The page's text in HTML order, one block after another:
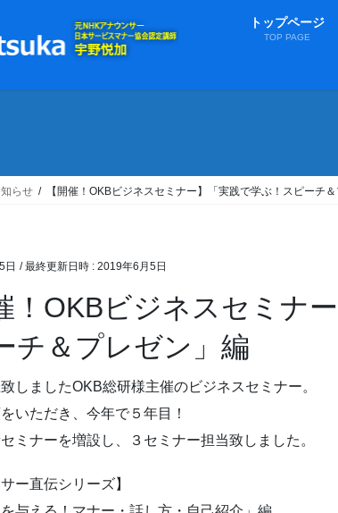
トップページ
TOP PAGE
らせ 【開催！OKBビジネスセミナー】「実践で学ぶ！スピーチ
日 / 最終更新日時 : 2019年6月5日
！OKBビジネスセミナ
チ＆プレゼン」編
しましたOKB総研様主催のビジネスセミナー。
いただき、今年で５年目！
ミナーを増設し、３セミナー担当致しました。
ー直伝シリーズ】